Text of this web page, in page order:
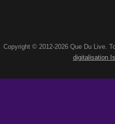
Copyright © 2012-2026 Que Du Live.
digitalisation